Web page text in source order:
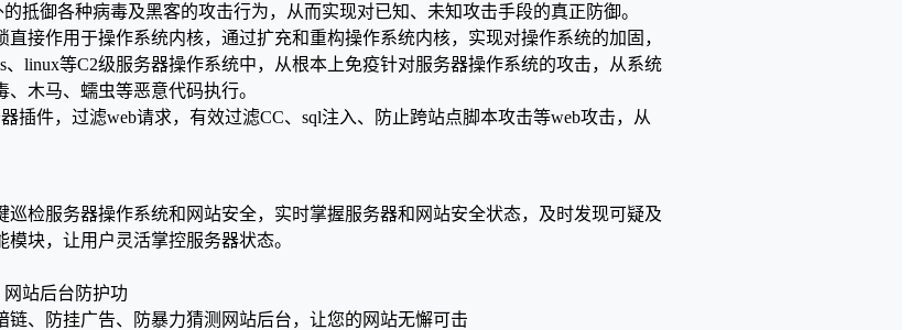
抵御各种病毒及黑客的攻击行为，从而实现对已知、未知攻击手段的真正防御。
接作用于操作系统内核，通过扩充和重构操作系统内核，实现对操作系统的加固，
linux等C2级服务器操作系统中，从根本上免疫针对服务器操作系统的攻击，从系统
木马、蠕虫等恶意代码执行。
插件，过滤web请求，有效过滤CC、sql注入、防止跨站点脚本攻击等web攻击，从
检服务器操作系统和网站安全，实时掌握服务器和网站安全状态，及时发现可疑及
块，让用户灵活掌控服务器状态。
站后台防护功
、防挂广告、防暴力猜测网站后台，让您的网站无懈可击